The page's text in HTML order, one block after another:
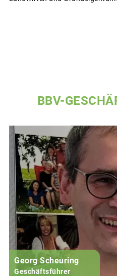
BBV-
Georg Scheuring
Geschäftsführer